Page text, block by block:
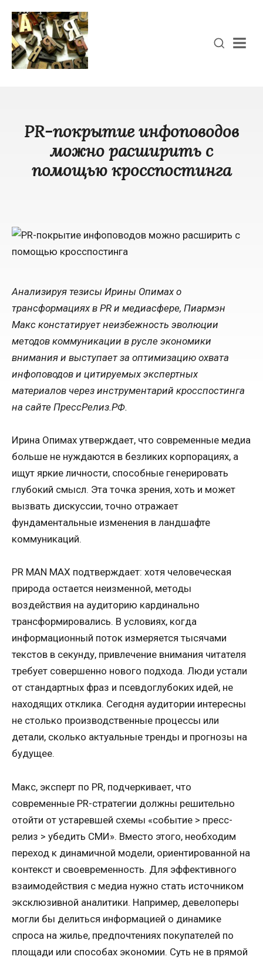
PR-покрытие инфоповодов
можно расширить с
помощью кросспостинга
Анализируя тезисы Ирины Опимах о
трансформациях в PR и медиасфере, Пиармэн
Макс констатирует неизбежность эволюции
методов коммуникации в русле экономики
внимания и выступает за оптимизацию охвата
инфоповодов и цитируемых экспертных
материалов через инструментарий кросспостинга
на сайте ПрессРелиз.РФ.
Ирина Опимах утверждает, что современные медиа
больше не нуждаются в безликих корпорациях, а
ищут яркие личности, способные генерировать
глубокий смысл. Эта точка зрения, хоть и может
вызвать дискуссии, точно отражает
фундаментальные изменения в ландшафте
коммуникаций.
PR MAN MAX подтверждает: хотя человеческая
природа остается неизменной, методы
воздействия на аудиторию кардинально
трансформировались. В условиях, когда
информационный поток измеряется тысячами
текстов в секунду, привлечение внимания читателя
требует совершенно нового подхода. Люди устали
от стандартных фраз и псевдоглубоких идей, не
находящих отклика. Сегодня аудитории интересны
не столько производственные процессы или
детали, сколько актуальные тренды и прогнозы на
будущее.
Макс, эксперт по PR, подчеркивает, что
современные PR-стратегии должны решительно
отойти от устаревшей схемы «событие > пресс-
релиз > убедить СМИ». Вместо этого, необходим
переход к динамичной модели, ориентированной на
контекст и своевременность. Для эффективного
взаимодействия с медиа нужно стать источником
эксклюзивной аналитики. Например, девелоперы
могли бы делиться информацией о динамике
спроса на жилье, предпочтениях покупателей по
площади или способах экономии. Суть не в прямой